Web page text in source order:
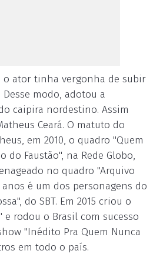
o ator tinha vergonha de subir
modo, adotou a
caipira nordestino. Assim
Ceará. O matuto do
em 2010, o quadro "Quem
do Faustão", na Rede Globo,
no quadro "Arquivo
é um dos personagens do
do SBT. Em 2015 criou o
e rodou o Brasil com sucesso
"Inédito Pra Quem Nunca
em todo o país.